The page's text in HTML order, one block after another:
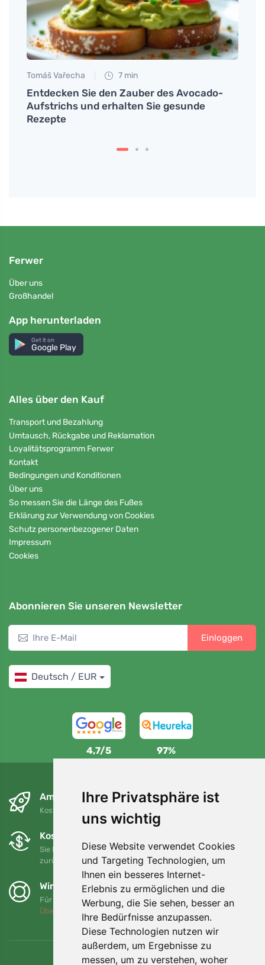
Ihre Privatsphäre ist
uns wichtig
Diese Website verwendet Cookies
und Targeting Technologien, um
Ihnen ein besseres Internet-
Erlebnis zu ermöglichen und die
Werbung, die Sie sehen, besser an
Ihre Bedürfnisse anzupassen.
Diese Technologien nutzen wir
außerdem, um Ergebnisse zu
messen, um zu verstehen, woher
Tomáš Vařecha 7 min
Entdecken Sie den Zauber des Avocado-
Aufstrichs und erhalten Sie gesunde
Rezepte
Ferwer
Über uns
Großhandel
App herunterladen
Get it on
Google Play
Alles über den Kauf
Transport und Bezahlung
Umtausch, Rückgabe und Reklamation
Loyalitätsprogramm Ferwer
Kontakt
Bedingungen und Konditionen
Über uns
So messen Sie die Länge des Fußes
Erklärung zur Verwendung von Cookies
Schutz personenbezogener Daten
Impressum
Cookies
Abonnieren Sie unseren Newsletter
Einloggen
Deutsch / EUR
4,7/5 97%
Am nächsten Tag und kostenlos
Kostenloser Versand für Bestellungen über 80 EUR
Kostenloser Umtausch und Rückgabe
Sie können Ihre Bestellung jederzeit innerhalb von 90 Tagen
zurückgeben oder umtauschen.
Wir unterstützen Trees.org
Für jede Bestellung pflanzen wir einen Baum! Mehr lesen
Über uns